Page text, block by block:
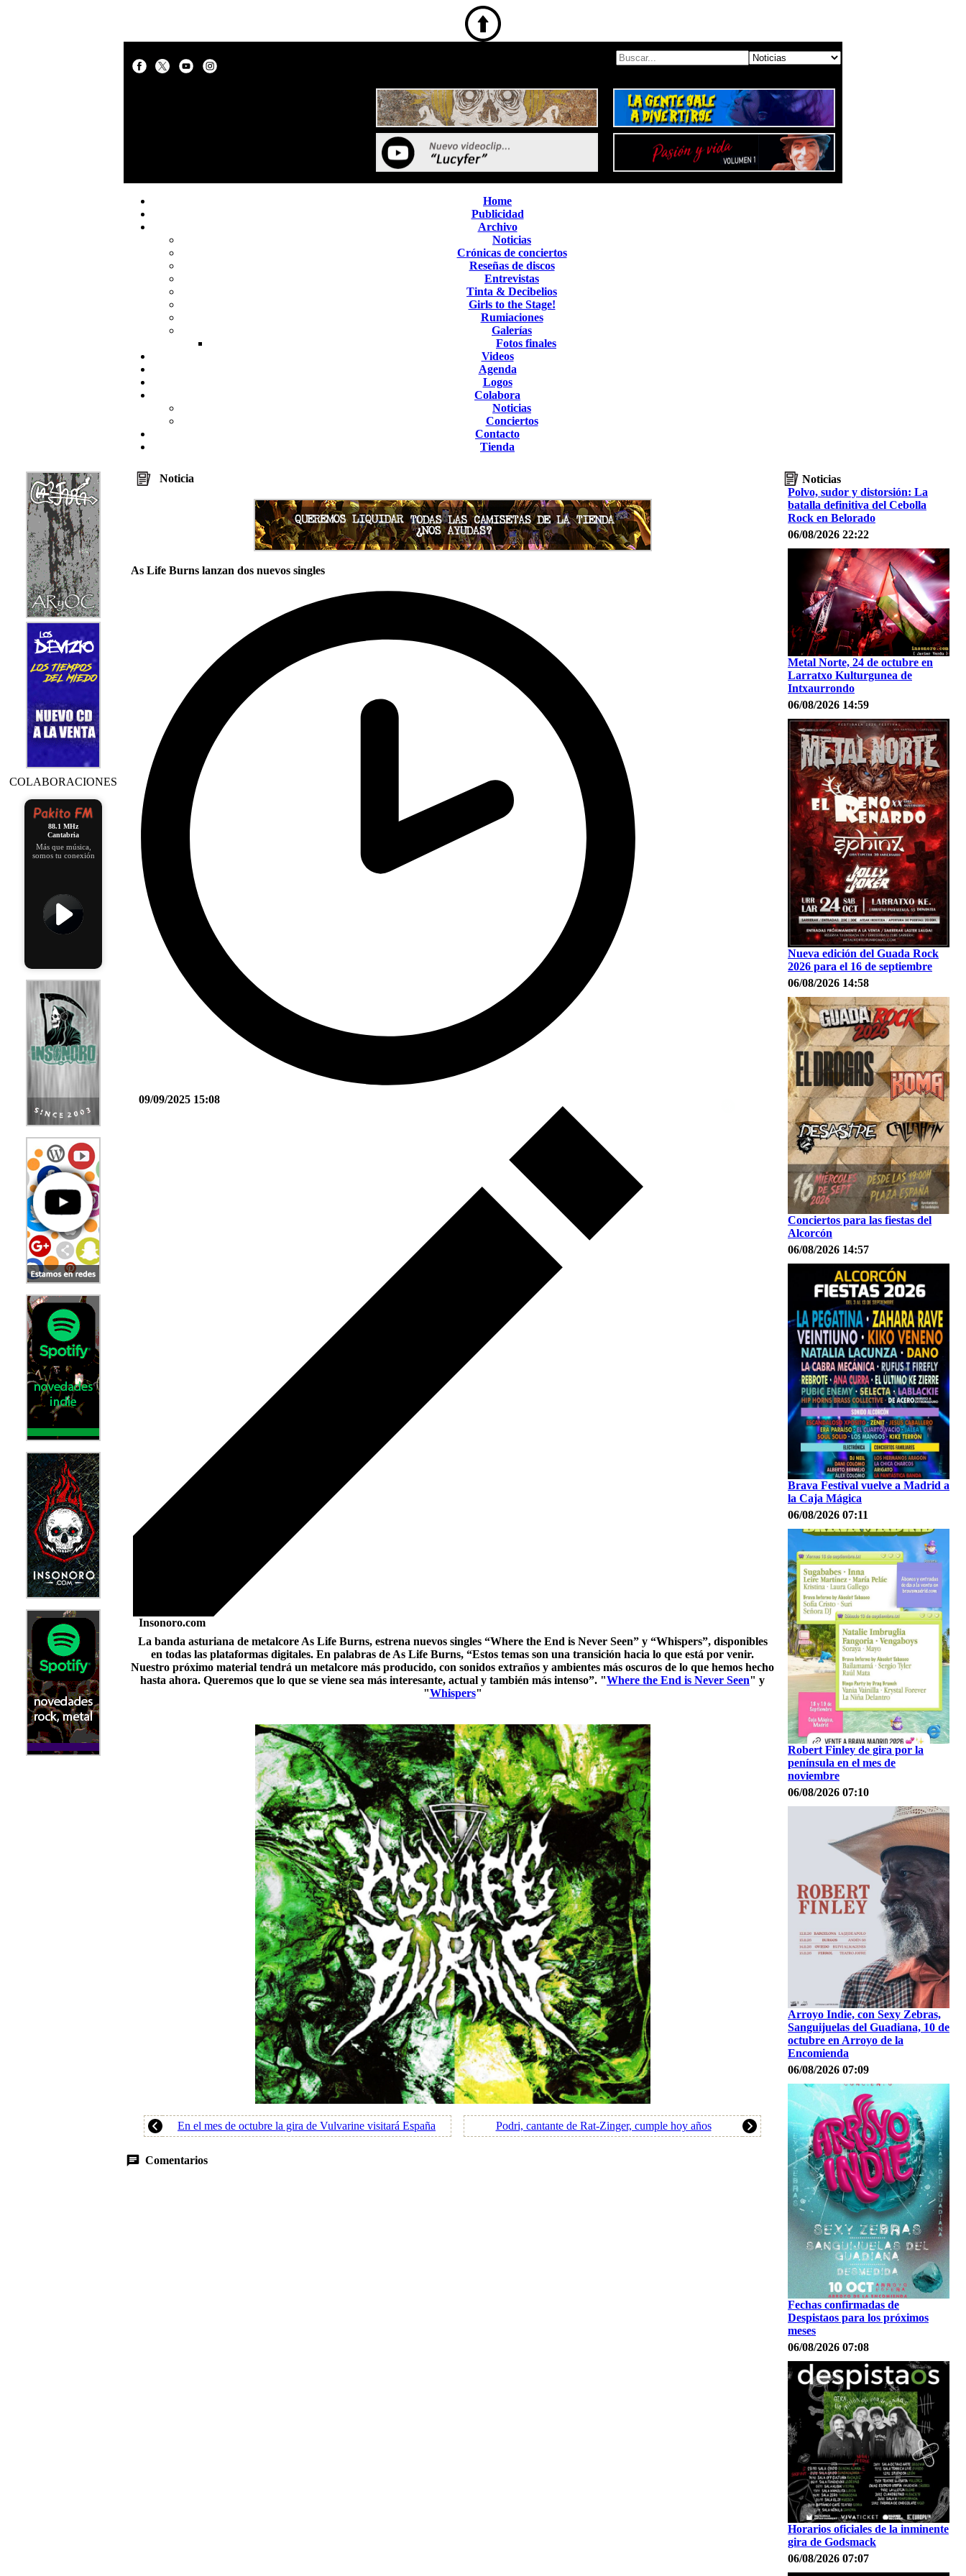
Home
Publicidad
Archivo
Noticias
Crónicas de conciertos
Reseñas de discos
Entrevistas
Tinta & Decibelios
Girls to the Stage!
Rumiaciones
Galerías
Fotos finales
Videos
Agenda
Logos
Colabora
Noticias
Conciertos
Contacto
Tienda
COLABORACIONES
88.1 MHz
Cantabria
Más que música,
somos tu conexión
Noticia
As Life Burns lanzan dos nuevos singles
09/09/2025 15:08
Insonoro.com
La banda asturiana de metalcore As Life Burns, estrena nuevos singles “Where the End is Never Seen” y “Whispers”, disponibles
en todas las plataformas digitales. En palabras de As Life Burns, “Estos temas son una transición hacia lo que está por venir.
Nuestro próximo material tendrá un metalcore más producido, con sonidos extraños y ambientes más oscuros de lo que hemos hecho
hasta ahora. Queremos que lo que se viene sea más interesante, actual y también más intenso”. "Where the End is Never Seen" y
"Whispers"
En el mes de octubre la gira de Vulvarine visitará España Podri, cantante de Rat-Zinger, cumple hoy años
Comentarios
Noticias
Polvo, sudor y distorsión: La
batalla definitiva del Cebolla
Rock en Belorado
06/08/2026 22:22
Metal Norte, 24 de octubre en
Larratxo Kulturgunea de
Intxaurrondo
06/08/2026 14:59
Nueva edición del Guada Rock
2026 para el 16 de septiembre
06/08/2026 14:58
Conciertos para las fiestas del
Alcorcón
06/08/2026 14:57
Brava Festival vuelve a Madrid a
la Caja Mágica
06/08/2026 07:11
Robert Finley de gira por la
península en el mes de
noviembre
06/08/2026 07:10
Arroyo Indie, con Sexy Zebras,
Sanguijuelas del Guadiana, 10 de
octubre en Arroyo de la
Encomienda
06/08/2026 07:09
Fechas confirmadas de
Despistaos para los próximos
meses
06/08/2026 07:08
Horarios oficiales de la inminente
gira de Godsmack
06/08/2026 07:07